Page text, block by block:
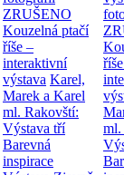
ZRUŠENO
Kouzelná ptačí
říše –
interaktivní
výstava Karel,
Marek a Karel
ml. Rakovští:
Výstava tří
Barevná
inspirace
ml.